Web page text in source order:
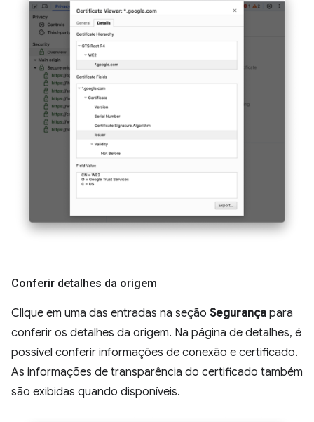
Conferir detalhes da origem
Clique em uma das entradas na seção Segurança para
conferir os detalhes da origem. Na página de detalhes, é
possível conferir informações de conexão e certificado.
As informações de transparência do certificado também
são exibidas quando disponíveis.